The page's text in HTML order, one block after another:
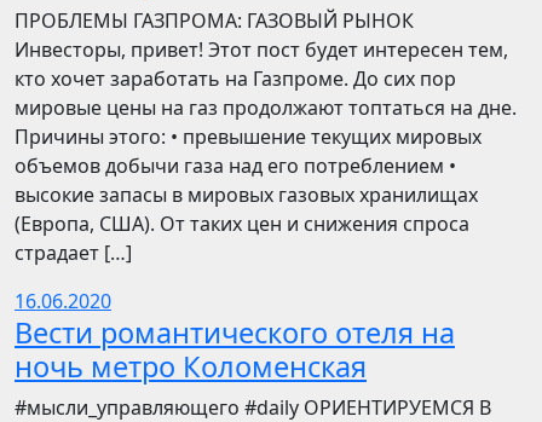
ПРОБЛЕМЫ ГАЗПРОМА: ГАЗОВЫЙ РЫНОК
Инвесторы, привет! Этот пост будет интересен тем,
кто хочет заработать на Газпроме. До сих пор
мировые цены на газ продолжают топтаться на дне.
Причины этого: • превышение текущих мировых
объемов добычи газа над его потреблением •
высокие запасы в мировых газовых хранилищах
(Европа, США). От таких цен и снижения спроса
страдает […]
16.06.2020
Вести романтического отеля на
ночь метро Коломенская
​​#мысли_управляющего #daily ОРИЕНТИРУЕМСЯ В